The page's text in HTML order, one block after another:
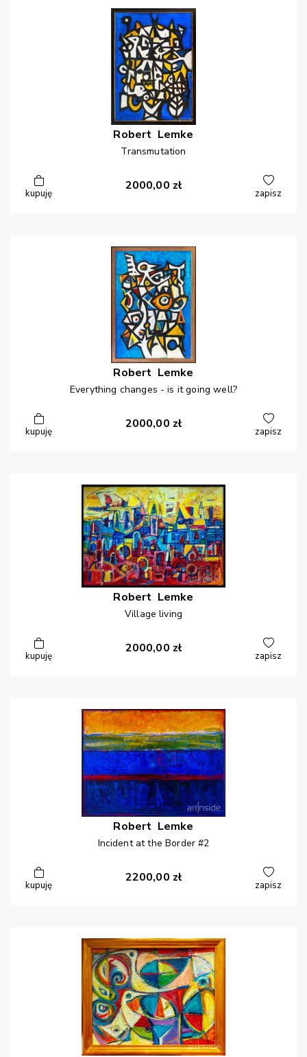
Robert Lemke
Transmutation
kupuję
2000,00 zł
zapisz
Robert Lemke
Everything changes - is it going well?
kupuję
2000,00 zł
zapisz
Robert Lemke
Village living
kupuję
2000,00 zł
zapisz
Robert Lemke
Incident at the Border #2
kupuję
2200,00 zł
zapisz